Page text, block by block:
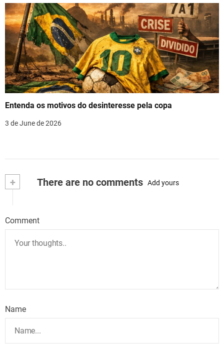
Entenda os motivos do desinteresse pela copa
3 de June de 2026
+ There are no comments Add yours
Comment
Name